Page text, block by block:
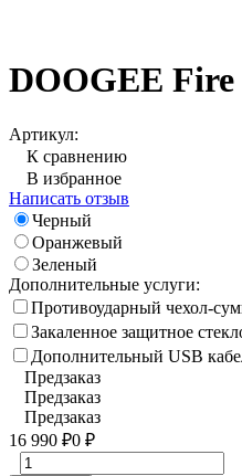
DOOGEE
Артикул:
К сравнению
В избранное
Написать отзыв
Черный
Оранжевый
Зеленый
Дополнительные услуги:
Противоударный чехол-
Закаленное защитное
Дополнительный USB
Предзаказ
Предзаказ
Предзаказ
16 990 ₽0 ₽